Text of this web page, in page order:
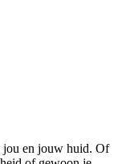
jou en jouw huid. Of